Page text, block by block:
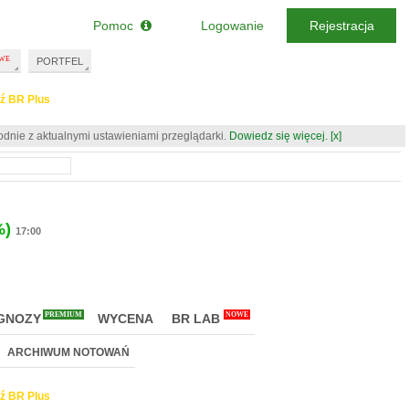
BR Plus
z aktualnymi ustawieniami przeglądarki. Dowiedz się więcej. [x]
17:00
PREMIUM WYCENA BR LAB NOWE
ARCHIWUM NOTOWAŃ
BR Plus
PORTFEL
Pomoc Logowanie Rejestracja